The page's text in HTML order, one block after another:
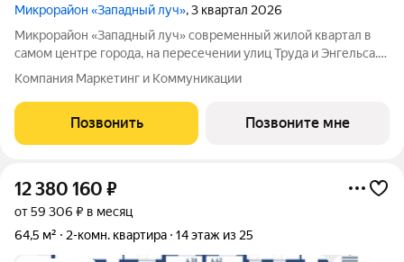
Микрорайон «Западный луч», 3 квартал 2026
Микрорайон «Западный луч» современный жилой квартал в
самом центре города, на пересечении улиц Труда и Энгельса.
Монолитно-каркасные высотные дома формируют
узнаваемый архитектурный облик и стали настоящим
украшением центральной части Челябинска.
Компания Маркетинг и Коммуникации
Позвонить Позвоните мне
12 380 160 ₽
от 59 306 ₽ в месяц
64,5 м²
2-комн. квартира 14 этаж из 25